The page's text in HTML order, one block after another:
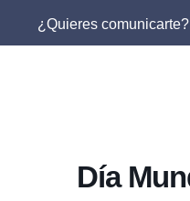
¿Quieres comunicarte?
Día